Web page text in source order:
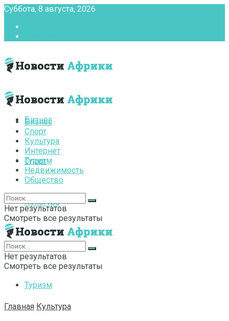
Суббота, 8 августа, 2026
Бизнес
Спорт
Культура
Интернет
Туризм
Бизнес
Спорт
Культура
Интернет
Туризм
Недвижимость
Общество
Нет результатов
Смотреть все результаты
Нет результатов
Смотреть все результаты
Главная Культура